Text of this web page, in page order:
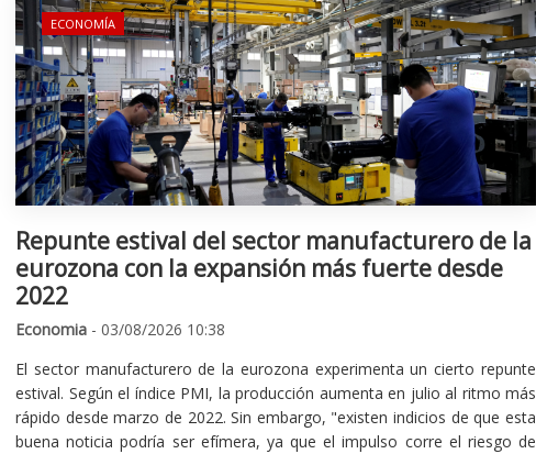
ECONOMÍA
Repunte estival del sector manufacturero de la
eurozona con la expansión más fuerte desde
2022
Economia - 03/08/2026 10:38
El sector manufacturero de la eurozona experimenta un cierto repunte
estival. Según el índice PMI, la producción aumenta en julio al ritmo más
rápido desde marzo de 2022. Sin embargo, "existen indicios de que esta
buena noticia podría ser efímera, ya que el impulso corre el riesgo de